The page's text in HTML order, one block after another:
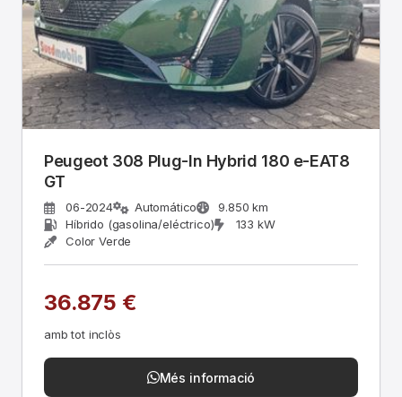
Peugeot 308 Plug-In Hybrid 180 e-EAT8
GT
06-2024 Automático
9.850 km
Híbrido (gasolina/eléctrico)
133 kW
Color Verde
36.875 €
amb tot inclòs
Més informació